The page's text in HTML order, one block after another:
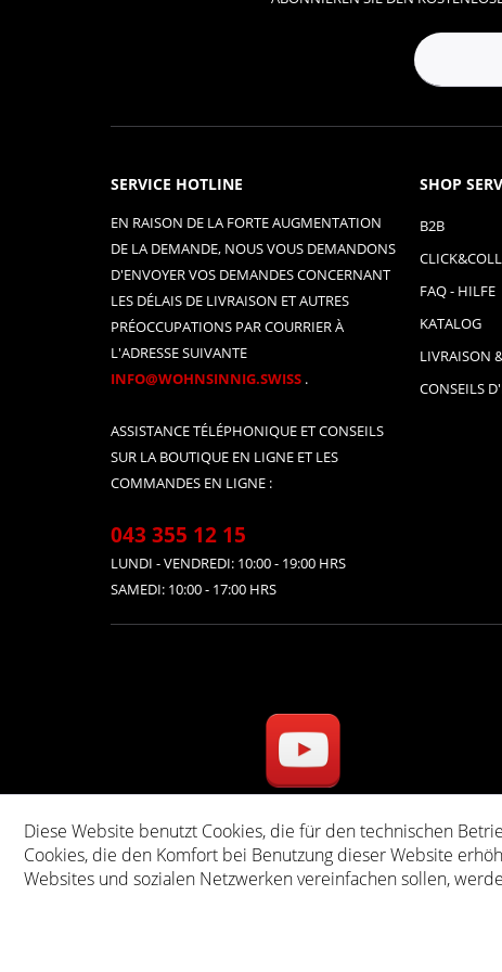
SERVICE HOTLINE
EN RAISON DE LA FORTE AUGMENTATION
DE LA DEMANDE, NOUS VOUS DEMANDONS
D'ENVOYER VOS DEMANDES CONCERNANT
LES DÉLAIS DE LIVRAISON ET AUTRES
PRÉOCCUPATIONS PAR COURRIER À
L'ADRESSE SUIVANTE
INFO@WOHNSINNIG.SWISS .
ASSISTANCE TÉLÉPHONIQUE ET CONSEILS
SUR LA BOUTIQUE EN LIGNE ET LES
COMMANDES EN LIGNE :
043 355 12 15
LUNDI - VENDREDI: 10:00 - 19:00 HRS
SAMEDI: 10:00 - 17:00 HRS
SHOP
B2B
FAQ - HILFE
KATALOG
LIVRAISON
CONSEILS
* Tous les prix s'entendent
Diese Website benutzt Cookies, die für den technischen
Cookies, die den Komfort bei Benutzung dieser Website
Websites und sozialen Netzwerken vereinfachen sollen,